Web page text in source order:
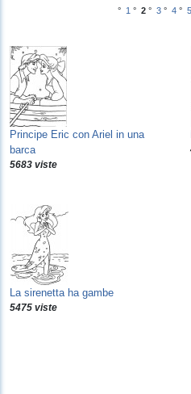
° 1 ° 2 ° 3 ° 4 ° 5
Principe Eric con Ariel in una
barca
5683 viste
La sirenetta ha gambe
5475 viste